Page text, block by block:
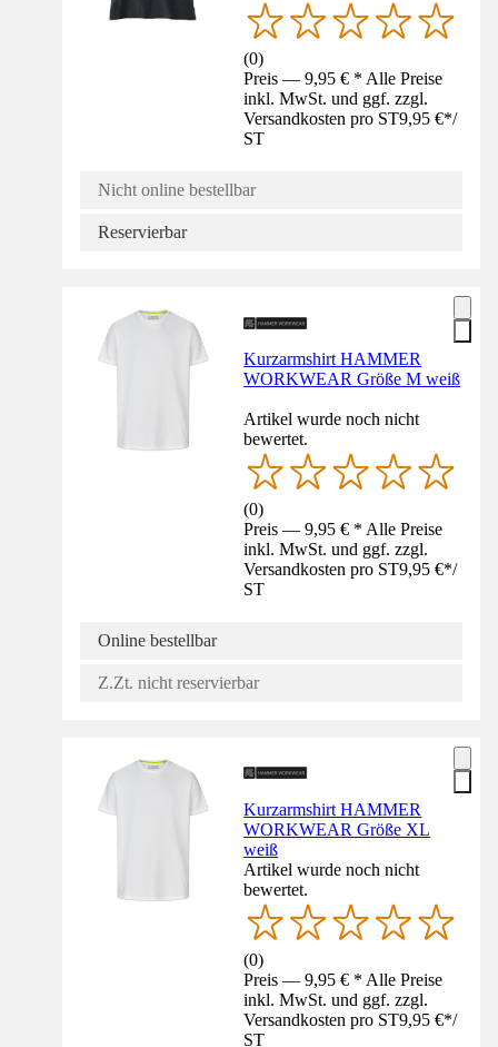
(0)
Preis — 9,95 € * Alle Preise
inkl. MwSt. und ggf. zzgl.
Versandkosten pro ST9,95 €*/
ST
Nicht online bestellbar
Reservierbar
Kurzarmshirt HAMMER
WORKWEAR Größe M weiß
Artikel wurde noch nicht
bewertet.
(0)
Preis — 9,95 € * Alle Preise
inkl. MwSt. und ggf. zzgl.
Versandkosten pro ST9,95 €*/
ST
Online bestellbar
Z.Zt. nicht reservierbar
Kurzarmshirt HAMMER
WORKWEAR Größe XL
weiß
Artikel wurde noch nicht
bewertet.
(0)
Preis — 9,95 € * Alle Preise
inkl. MwSt. und ggf. zzgl.
Versandkosten pro ST9,95 €*/
ST